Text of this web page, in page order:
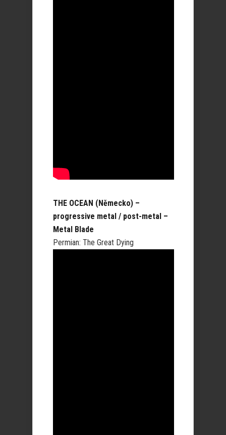
THE OCEAN (Německo) –
progressive metal / post-metal –
Metal Blade
Permian: The Great Dying